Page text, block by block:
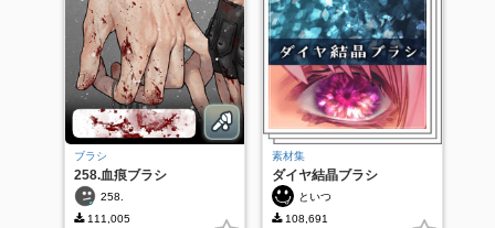
ブラシ
258.血痕ブラシ
258.
111,005
素材集
ダイヤ結晶ブラシ
といつ
108,691